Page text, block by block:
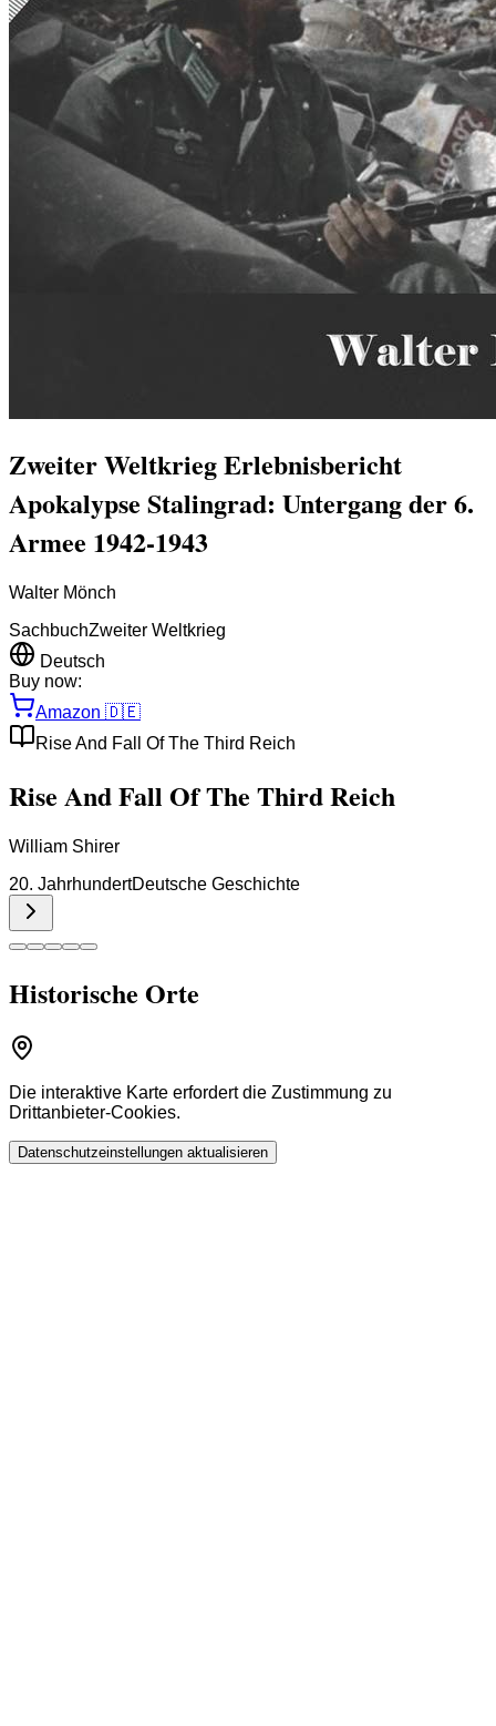
Zweiter Weltkrieg Erlebnisbericht
Apokalypse Stalingrad: Untergang der 6.
Armee 1942-1943
Walter Mönch
SachbuchZweiter Weltkrieg
Deutsch
Buy now:
Amazon 🇩🇪
Rise And Fall Of The Third Reich
Rise And Fall Of The Third Reich
William Shirer
20. JahrhundertDeutsche Geschichte
Historische Orte
Die interaktive Karte erfordert die Zustimmung zu
Drittanbieter-Cookies.
Datenschutzeinstellungen aktualisieren